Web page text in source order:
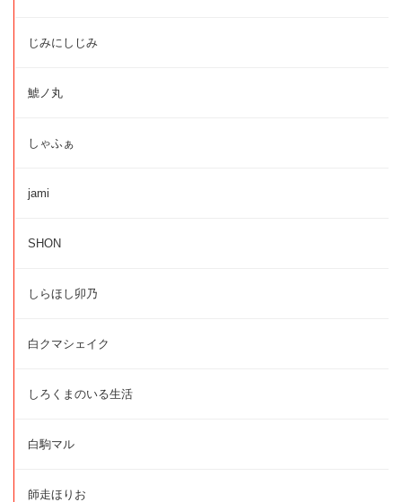
じみにしじみ
鯱ノ丸
しゃふぁ
jami
SHON
しらほし卯乃
白クマシェイク
しろくまのいる生活
白駒マル
師走ほりお